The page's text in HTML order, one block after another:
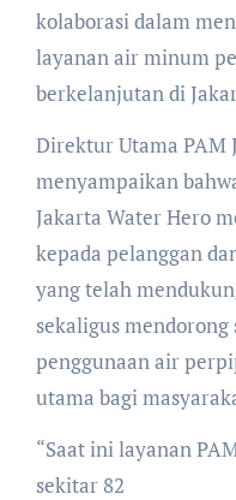
kolaborasi dalam
layanan air minum
berkelanjutan di
Direktur Utama PAM
menyampaikan
Jakarta Water Hero
kepada pelanggan
yang telah
sekaligus
penggunaan air
utama bagi
“Saat ini layanan
sekitar 82